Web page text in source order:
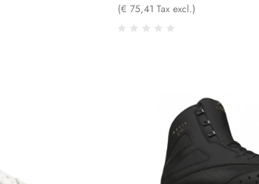
(€ 75,41 Tax excl.)